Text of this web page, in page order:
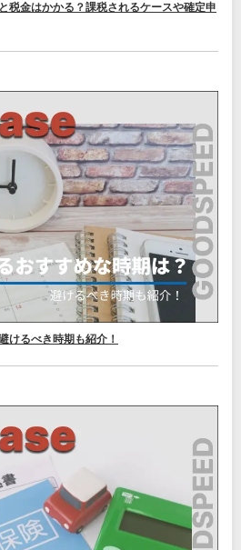
税金はかかる？課税されるケースや確定申
けるべき時期も紹介！